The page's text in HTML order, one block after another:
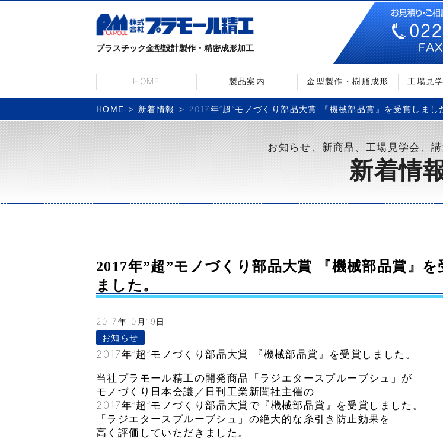
プラスチック金型設計製作・精密成形加工
HOME 製品案内 金型製作・樹脂成形 工場見
HOME 新着情報 2017年”超”モノづくり部品大賞 『機械部品賞』を受賞しまし
お知らせ、新商品、工場見学会、
新着情
2017年”超”モノづくり部品大賞 『機械部品賞』を
ました。
2017年10月19日
お知らせ
2017年”超”モノづくり部品大賞 『機械部品賞』を受賞しました。
当社プラモール精工の開発商品「ラジエタースプルーブシュ」が
モノづくり日本会議／日刊工業新聞社主催の
2017年”超”モノづくり部品大賞で『機械部品賞』を受賞しました。
「ラジエタースプルーブシュ」の絶大的な糸引き防止効果を
高く評価していただきました。